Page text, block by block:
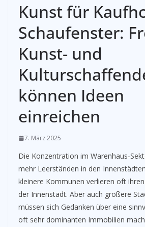
Kunst für
Schaufenster:
Kunst- und
können Ideen
einreichen
7. März 2025
Die Konzentration im Warenhaus-
mehr Leerständen in den
kleinere Kommunen verlieren oft
der Innenstadt. Aber auch größere
müssen sich Gedanken über eine
oft sehr dominanten Immobilien